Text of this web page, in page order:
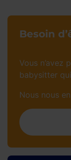
Besoin
Vous n’avez
babysitter
Nous nous